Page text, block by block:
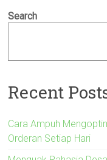
Search
Recent
Cara Ampuh
Orderan Setiap Hari